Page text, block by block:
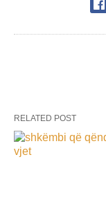
RELATED POST